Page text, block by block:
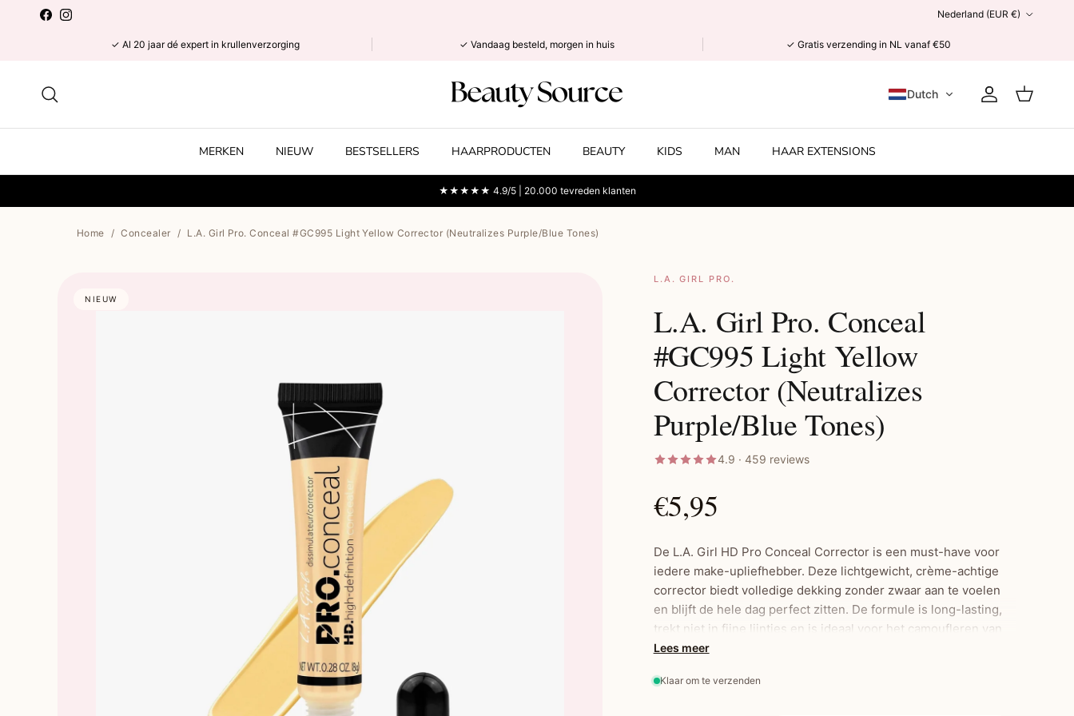
Ga naar inhoud
FacebookInstagram Nederland (EUR €)
✓ Al 20 jaar dé expert in krullenverzorging ✓ Vandaag besteld, morgen in huis ✓ Gratis verzending in NL vanaf €50
Dutch AccountWinkelwagen
MERKEN NIEUW BESTSELLERS HAARPRODUCTEN BEAUTY KIDS MAN HAAR EXTENSIONS
★★★★★ 4.9/5 | 20.000 tevreden klanten
Home / Concealer / L.A. Girl Pro. Conceal #GC995 Light Yellow Corrector (Neutralizes Purple/Blue Tones)
NIEUW
L.A. GIRL PRO.
L.A. Girl Pro. Conceal
#GC995 Light Yellow
Corrector (Neutralizes
Purple/Blue Tones)
4.9 · 459 reviews
€5,95
De L.A. Girl HD Pro Conceal Corrector is een must-have voor
iedere make-upliefhebber. Deze lichtgewicht, crème-achtige
corrector biedt volledige dekking zonder zwaar aan te voelen
en blijft de hele dag perfect zitten. De formule is long-lasting,
trekt niet in fijne lijntjes en is ideaal voor het camoufleren van
donkere kringen, roodheid en oneffenheden. Dankzij de
eenvoudig. Met een breed scala aan tinten neutraliseer je
Lees meer
Klaar om te verzenden